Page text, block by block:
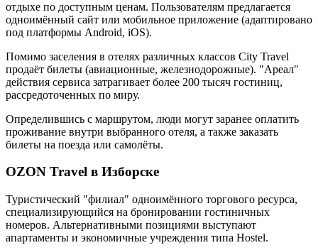
отдыхе по доступным ценам. Пользователям предлагается
одноимённый сайт или мобильное приложение (адаптировано
под платформы Android, iOS).
Помимо заселения в отелях различных классов City Travel
продаёт билеты (авиационные, железнодорожные). "Ареал"
действия сервиса затрагивает более 200 тысяч гостиниц,
рассредоточенных по миру.
Определившись с маршрутом, люди могут заранее оплатить
проживание внутри выбранного отеля, а также заказать
билеты на поезда или самолёты.
OZON Travel в Изборске
Туристический "филиал" одноимённого торгового ресурса,
специализирующийся на бронировании гостиничных
номеров. Альтернативными позициями выступают
апартаменты и экономичные учреждения типа Hostel.